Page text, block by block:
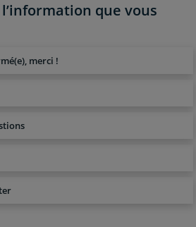
que vous
merci !